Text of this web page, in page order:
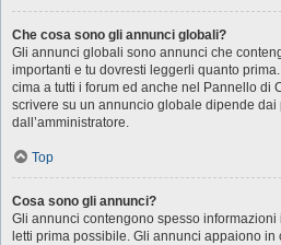
Che cosa sono gli annunci globali?
Gli annunci globali sono annunci che
importanti e tu dovresti leggerli quanto
cima a tutti i forum ed anche nel Pannello di
scrivere su un annuncio globale dipende dai
dall’amministratore.
Top
Cosa sono gli annunci?
Gli annunci contengono spesso
letti prima possibile. Gli annunci appaiono